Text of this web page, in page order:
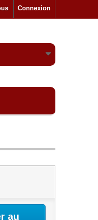
Connexion
au